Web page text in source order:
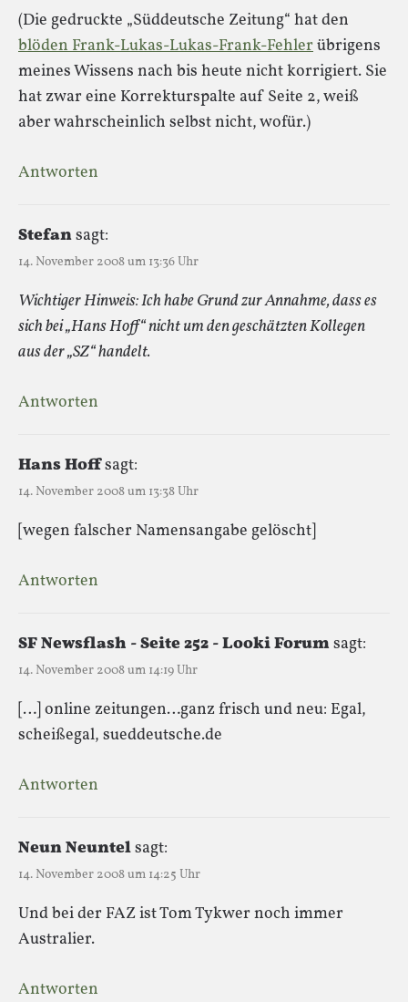
(Die gedruckte „Süddeutsche Zeitung“ hat den
blöden Frank-Lukas-Lukas-Frank-Fehlerübrigens
meines Wissens nach bis heute nicht korrigiert. Sie
hat zwar eine Korrekturspalte auf Seite 2, weiß
aber wahrscheinlich selbst nicht, wofür.)
Antworten
Stefansagt:
14. November 2008 um 13:36 Uhr
Wichtiger Hinweis: Ich habe Grund zur Annahme, dass es
sich bei „Hans Hoff“ nicht um den geschätzten Kollegen
aus der „SZ“ handelt.
Antworten
Hans Hoffsagt:
14. November 2008 um 13:38 Uhr
[wegen falscher Namensangabe gelöscht]
Antworten
SF Newsflash - Seite 252 - Looki Forumsagt:
14. November 2008 um 14:19 Uhr
[…] online zeitungen…ganz frisch und neu: Egal,
scheißegal, sueddeutsche.de
Antworten
Neun Neuntelsagt:
14. November 2008 um 14:25 Uhr
Und bei der FAZ ist Tom Tykwer noch immer
Australier.
Antworten